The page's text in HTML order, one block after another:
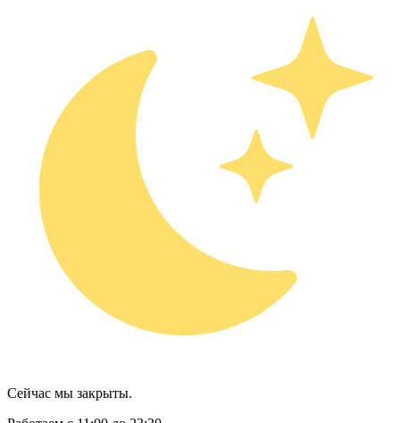
Сейчас мы закрыты.